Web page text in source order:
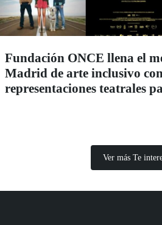
Fundación ONCE llena el
Madrid de arte inclusivo
representaciones teatrales
Ver más Te